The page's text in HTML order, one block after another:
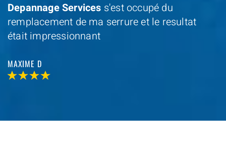
Depannage Services s'est occupé du
remplacement de ma serrure et le resultat
était impressionnant
MAXIME D